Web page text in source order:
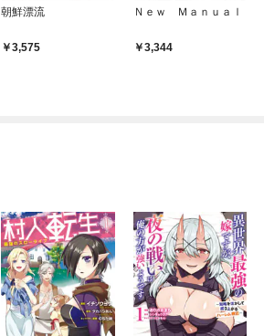
朝鮮漂流
3,575
Ｎｅｗ Ｍａｎｕａｌ
3,344